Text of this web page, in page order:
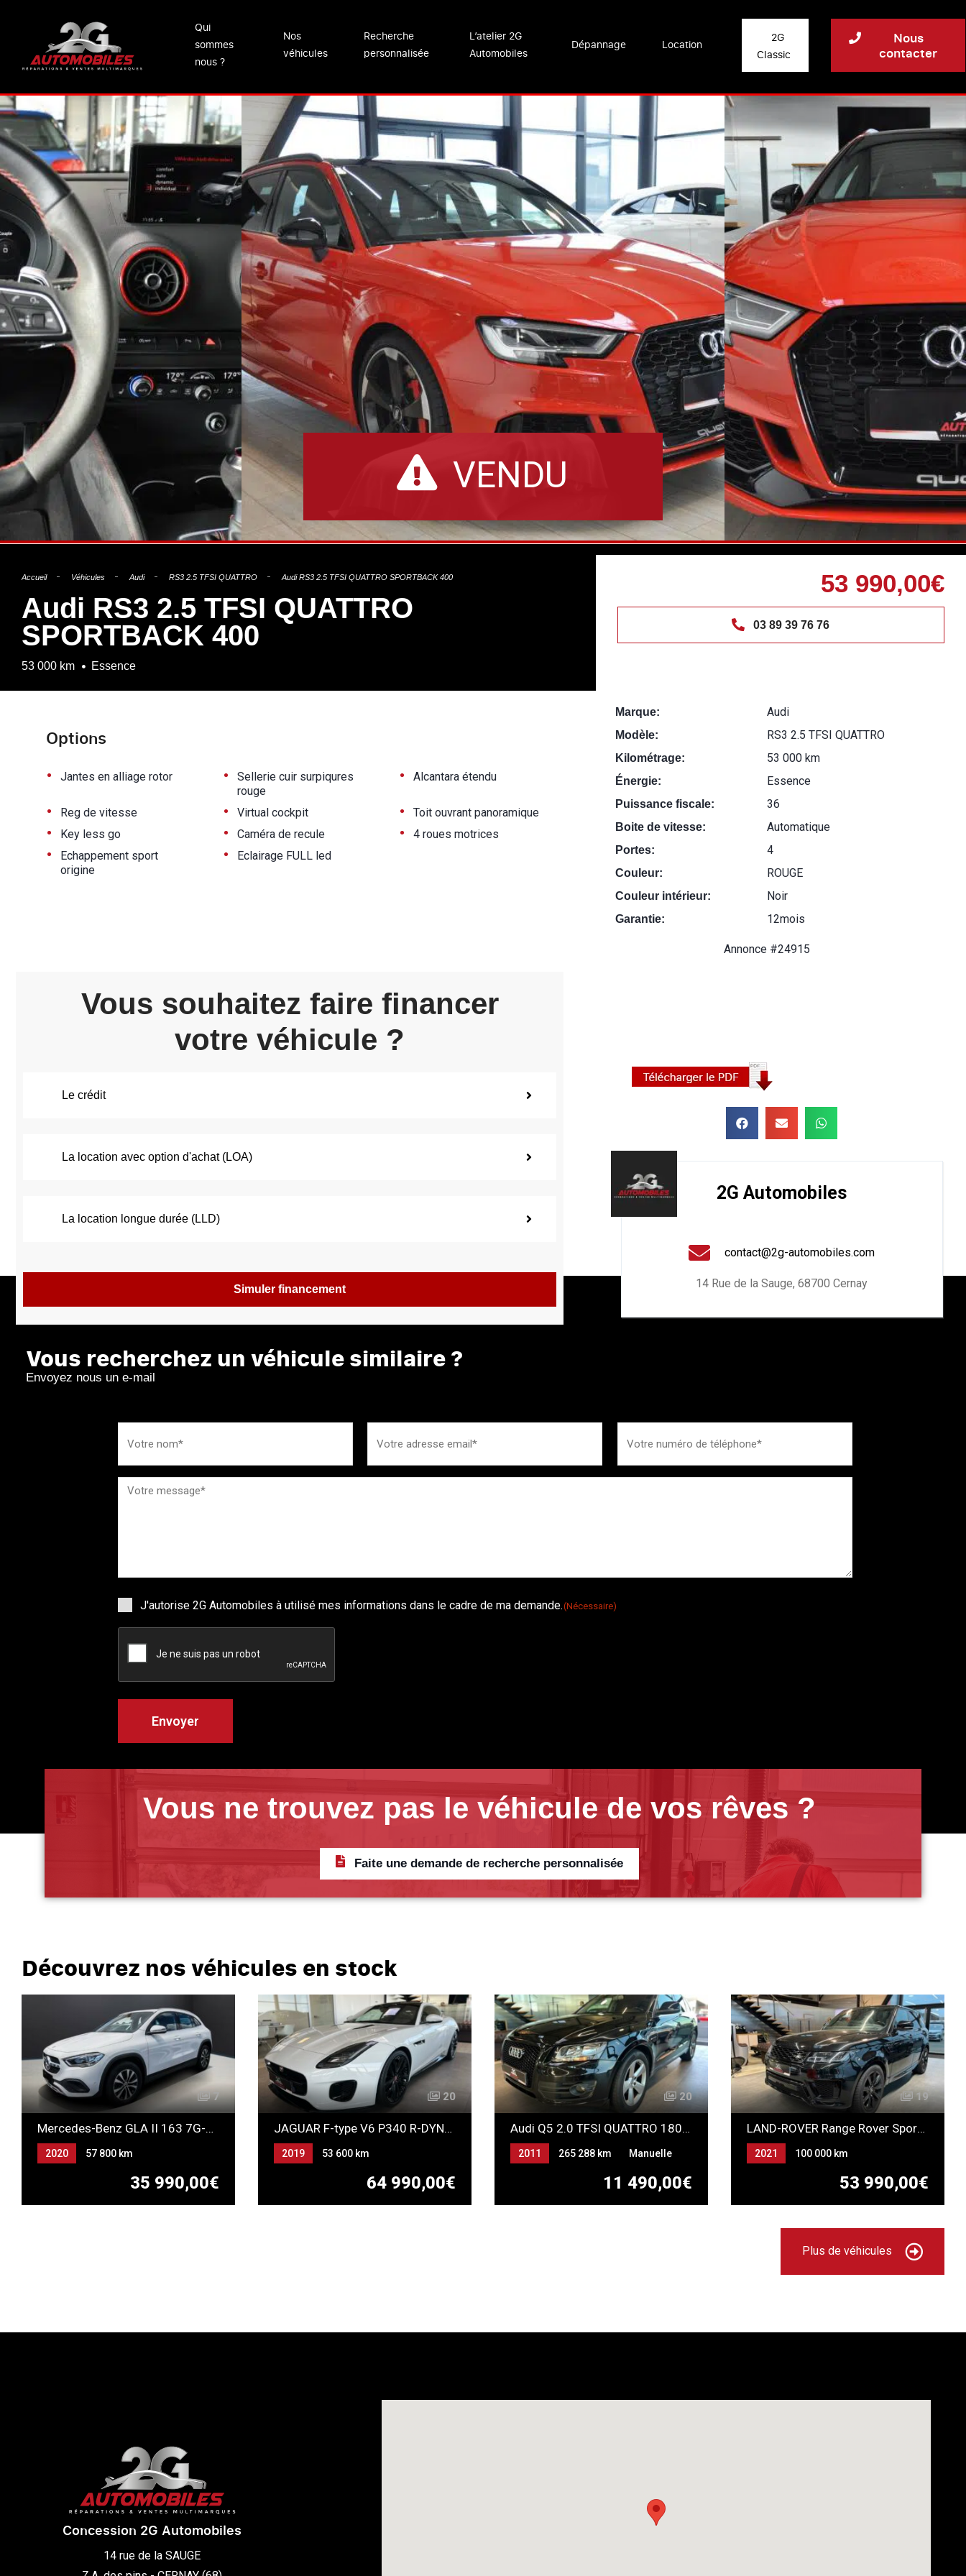
Qui
sommes
nous ?
Nos
véhicules
Recherche
personnalisée
L’atelier 2G
Automobiles
Dépannage Location
2G
Classic
Nous
contacter
VENDU
Accueil Véhicules Audi RS3 2.5 TFSI QUATTRO Audi RS3 2.5 TFSI QUATTRO SPORTBACK 400
Audi RS3 2.5 TFSI QUATTRO
SPORTBACK 400
53 000 km Essence
53 990,00€
03 89 39 76 76
Options
• Jantes en alliage rotor •
Sellerie cuir surpiqures
rouge
• Alcantara étendu
• Reg de vitesse • Virtual cockpit • Toit ouvrant panoramique
• Key less go • Caméra de recule • 4 roues motrices
•
Echappement sport
origine
• Eclairage FULL led
Marque: Audi
Modèle: RS3 2.5 TFSI QUATTRO
Kilométrage: 53 000 km
Énergie: Essence
Puissance fiscale: 36
Boite de vitesse: Automatique
Portes: 4
Couleur: ROUGE
Couleur intérieur: Noir
Garantie: 12mois
Annonce #24915
Vous souhaitez faire financer
votre véhicule ?
Le crédit
La location avec option d'achat (LOA)
La location longue durée (LLD)
Simuler financement
2G Automobiles
contact@2g-automobiles.com
14 Rue de la Sauge, 68700 Cernay
Vous recherchez un véhicule similaire ?
Envoyez nous un e-mail
J'autorise 2G Automobiles à utilisé mes informations dans le cadre de ma demande.(Nécessaire)
Vous ne trouvez pas le véhicule de vos rêves ?
Faite une demande de recherche personnalisée
Découvrez nos véhicules en stock
7
Mercedes-Benz GLA II 163 7G-DCT
35 990,00€
2020
57 800 km
20
JAGUAR F-type V6 P340 R-DYNAMIQUE
64 990,00€
2019
53 600 km
20
Audi Q5 2.0 TFSI QUATTRO 180 Ambition Luxe
11 490,00€
2011 265 288 km
Manuelle
19
LAND-ROVER Range Rover Sport II P400e 2.0L 404ch
53 990,00€
2021
100 000 km
Plus de véhicules
Concession 2G Automobiles
14 rue de la SAUGE